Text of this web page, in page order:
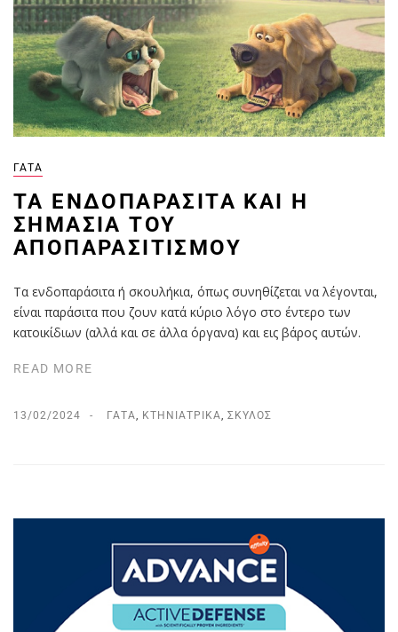
ΓΆΤΑ
ΤΑ ΕΝΔΟΠΑΡΆΣΙΤΑ ΚΑΙ Η
ΣΗΜΑΣΊΑ ΤΟΥ
ΑΠΟΠΑΡΑΣΙΤΙΣΜΟΎ
Τα ενδοπαράσιτα ή σκουλήκια, όπως συνηθίζεται να λέγονται,
είναι παράσιτα που ζουν κατά κύριο λόγο στο έντερο των
κατοικίδιων (αλλά και σε άλλα όργανα) και εις βάρος αυτών.
READ MORE
13/02/2024 ΓΆΤΑ ΚΤΗΝΙΑΤΡΙΚΆ ΣΚΎΛΟΣ